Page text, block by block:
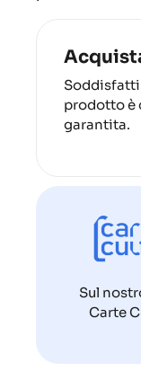
prodotto è
garantita.
Sul
Carte